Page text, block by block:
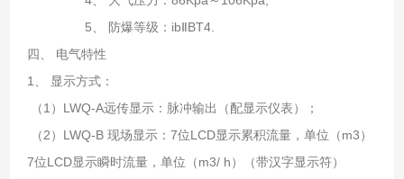
5、 防爆等级：ibⅡBT4.
四、 电气特性
1、 显示方式：
（1）LWQ-A远传显示：脉冲输出（配显示仪表）；
（2）LWQ-B 现场显示：7位LCD显示累积流量，单位（m3）
7位LCD显示瞬时流量，单位（m3/ h）（带汉字显示符）